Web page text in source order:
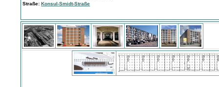
Straße:Konsul-Smidt-Straße